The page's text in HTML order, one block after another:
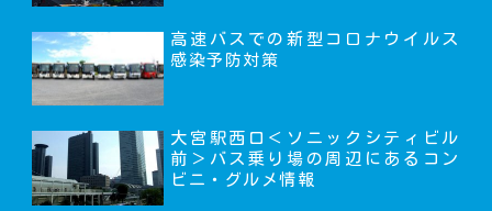
高速バスでの新型コロナウイルス
感染予防対策
大宮駅西口＜ソニックシティビル
前＞バス乗り場の周辺にあるコン
ビニ・グルメ情報